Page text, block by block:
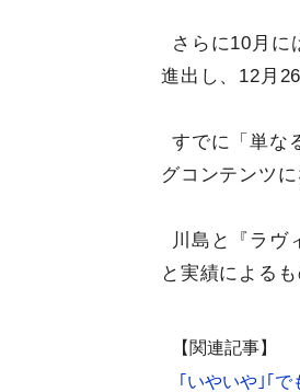
さらに10月
進出し、12月
すでに「単な
グコンテンツ
川島と『ラヴ
と実績による
【関連記事】
｢いやいや｣｢